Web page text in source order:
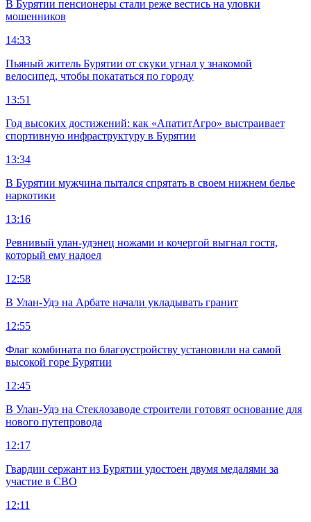
В Бурятии пенсионеры стали реже вестись на уловки
мошенников
14:33
Пьяный житель Бурятии от скуки угнал у знакомой
велосипед, чтобы покататься по городу
13:51
Год высоких достижений: как «АпатитАгро» выстраивает
спортивную инфраструктуру в Бурятии
13:34
В Бурятии мужчина пытался спрятать в своем нижнем белье
наркотики
13:16
Ревнивый улан-удэнец ножами и кочергой выгнал гостя,
который ему надоел
12:58
В Улан-Удэ на Арбате начали укладывать гранит
12:55
Флаг комбината по благоустройству установили на самой
высокой горе Бурятии
12:45
В Улан-Удэ на Стеклозаводе строители готовят основание для
нового путепровода
12:17
Гвардии сержант из Бурятии удостоен двумя медалями за
участие в СВО
12:11